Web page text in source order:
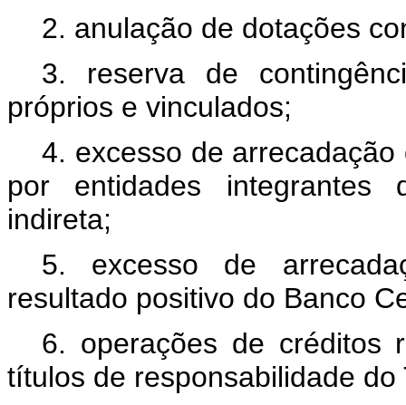
2. anulação de dotações
3. reserva de
próprios e vinculados;
4. excesso de
por entidades integrantes
indireta;
5. excesso de
resultado positivo do Banco
6. operações de créditos
títulos de responsabilidade do